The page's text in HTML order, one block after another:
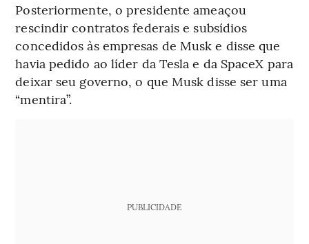
Posteriormente, o presidente ameaçou
rescindir contratos federais e subsídios
concedidos às empresas de Musk e disse que
havia pedido ao líder da Tesla e da SpaceX para
deixar seu governo, o que Musk disse ser uma
“mentira”.
PUBLICIDADE